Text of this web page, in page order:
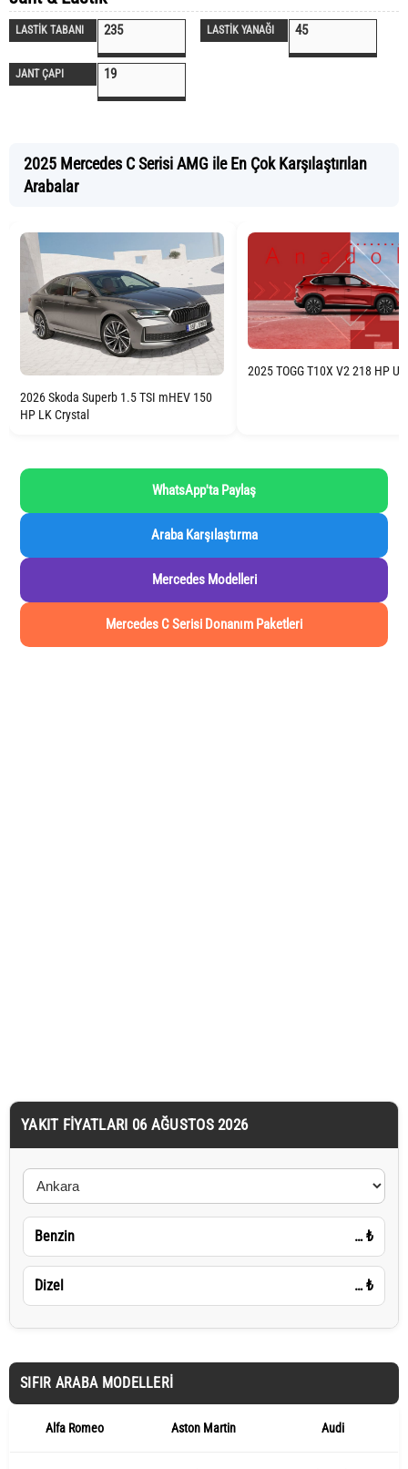
LASTİK TABANI 235 LASTİK YANAĞI 45
JANT ÇAPI 19
2025 Mercedes C Serisi AMG ile En Çok Karşılaştırılan
Arabalar
2026 Skoda Superb 1.5 TSI mHEV 150
HP LK Crystal
2025 TOGG T10X V2 218 HP
WhatsApp'ta Paylaş
Araba Karşılaştırma
Mercedes Modelleri
Mercedes C Serisi Donanım Paketleri
YAKIT FIYATLARI 06 AĞUSTOS 2026
Benzin … ₺
Dizel … ₺
SIFIR ARABA MODELLERI
Alfa Romeo Aston Martin Audi